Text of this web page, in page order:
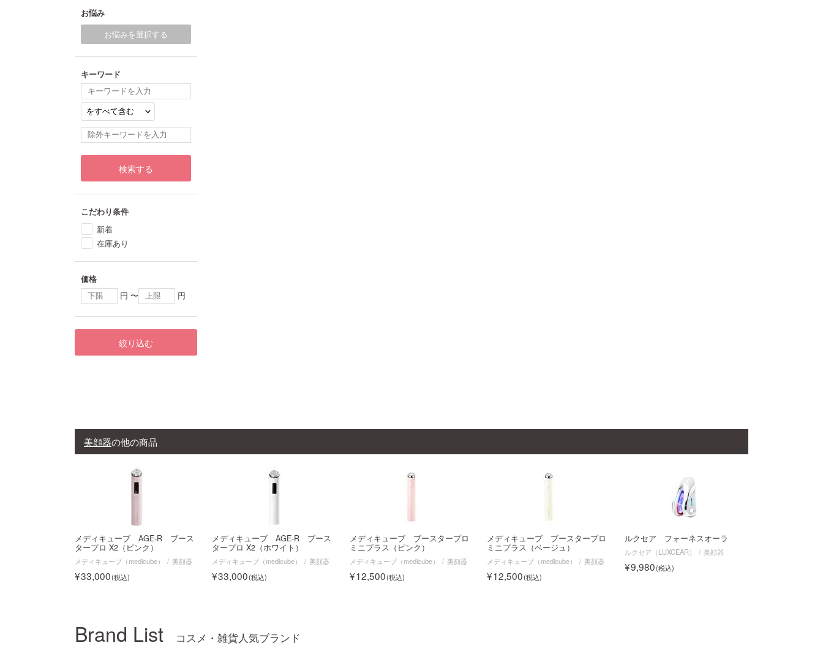
お悩み
お悩みを選択する
キーワード
検索する
こだわり条件
新着
在庫あり
価格
円 〜 円
絞り込む
美顔器の他の商品
メディキューブ AGE-R ブース
タープロ X2（ピンク）
メディキューブ（medicube） 美顔器
33,000
メディキューブ AGE-R ブース
タープロ X2（ホワイト）
メディキューブ（medicube） 美顔器
33,000
メディキューブ ブースタープロ
ミニプラス（ピンク）
メディキューブ（medicube） 美顔器
12,500
メディキューブ ブースタープロ
ミニプラス（ベージュ）
メディキューブ（medicube） 美顔器
12,500
ルクセア フォーネスオーラ
ルクセア（LUXCEAR） 美顔器
9,980
Brand List コスメ・雑貨人気ブランド